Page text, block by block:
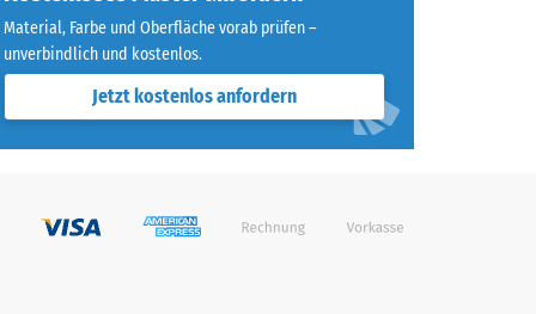
Material, Farbe und Oberfläche vorab prüfen –
unverbindlich und kostenlos.
Jetzt kostenlos anfordern